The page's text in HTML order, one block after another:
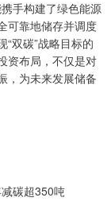
手构建了绿色能源
可靠地储存并调度
双碳”战略目标的
资布局，不仅是对
，为未来发展储备
碳超350吨